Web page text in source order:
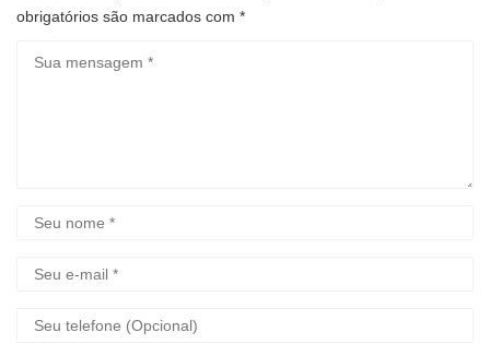
obrigatórios são marcados com *